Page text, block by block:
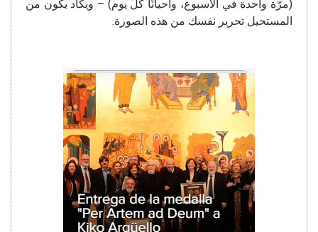
(مرّة واحدة في الأسبوع، وأحيانًا كلّ يوم) – ويكاد يكون من
المستحيل تحرير نفسك من هذه الصورة.